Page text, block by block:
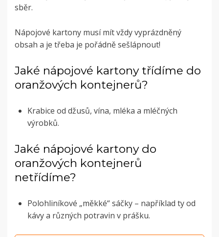
sběr.
Nápojové kartony musí mít vždy vyprázdněný
obsah a je třeba je pořádně sešlápnout!
Jaké nápojové kartony třídíme do
oranžových kontejnerů?
Krabice od džusů, vína, mléka a mléčných
výrobků.
Jaké nápojové kartony do
oranžových kontejnerů
netřídíme?
Polohliníkové „měkké“ sáčky – například ty od
kávy a různých potravin v prášku.